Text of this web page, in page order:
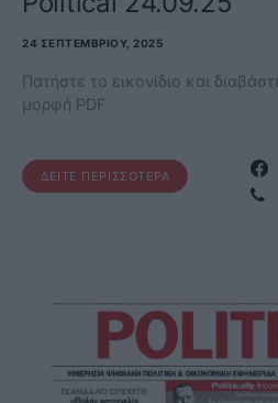
24 ΣΕΠΤΕΜΒΡΊΟΥ, 2025
Πατήστε το εικονίδιο και
μορφή PDF
ΔΕΊΤΕ ΠΕΡΙΣΣΌΤΕΡΑ